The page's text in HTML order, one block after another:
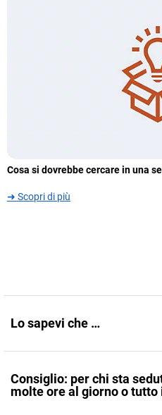
Cosa si dovrebbe cercare in una
➜ Scopri di più
Lo sapevi che …
Consiglio: per chi sta
molte ore al giorno o tutto